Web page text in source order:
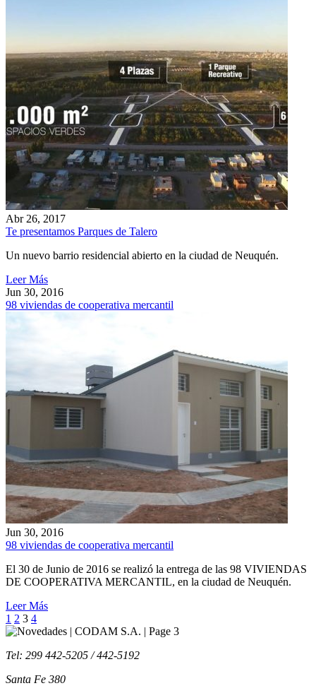
Abr 26, 2017
Te presentamos Parques de Talero
Un nuevo barrio residencial abierto en la ciudad de Neuquén.
Leer Más
Jun 30, 2016
98 viviendas de cooperativa mercantil
Jun 30, 2016
98 viviendas de cooperativa mercantil
El 30 de Junio de 2016 se realizó la entrega de las 98 VIVIENDAS
DE COOPERATIVA MERCANTIL, en la ciudad de Neuquén.
Leer Más
1 2 3 4
Tel: 299 442-5205 / 442-5192
Santa Fe 380